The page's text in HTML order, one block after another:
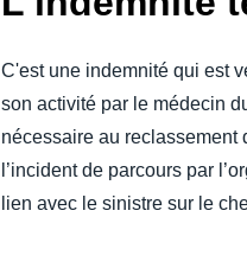
C'est une indemnité qui est
son activité par le médecin
nécessaire au reclassement
l’incident de parcours par
lien avec le sinistre sur le